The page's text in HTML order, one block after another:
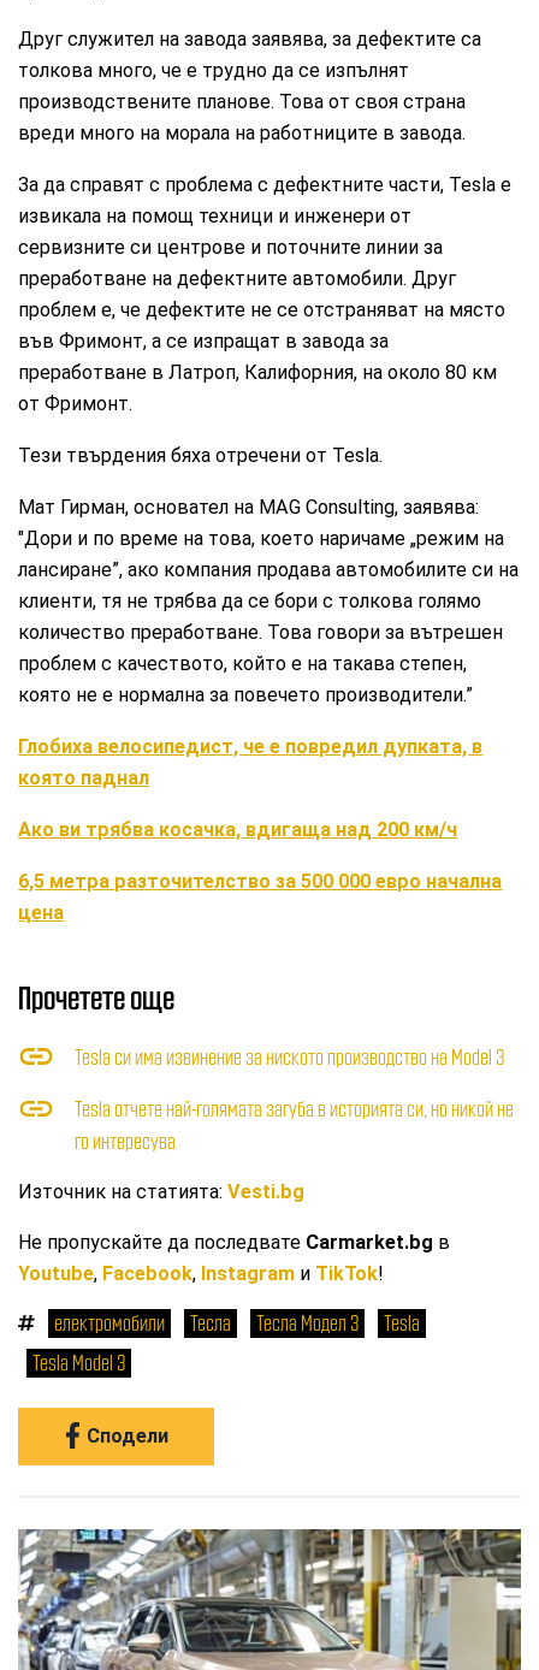
Друг служител на завода заявява, за дефектите са
толкова много, че е трудно да се изпълнят
производствените планове. Това от своя страна
вреди много на морала на работниците в завода.
За да справят с проблема с дефектните части, Tesla е
извикала на помощ техници и инженери от
сервизните си центрове и поточните линии за
преработване на дефектните автомобили. Друг
проблем е, че дефектите не се отстраняват на място
във Фримонт, а се изпращат в завода за
преработване в Латроп, Калифорния, на около 80 км
от Фримонт.
Тези твърдения бяха отречени от Tesla.
Мат Гирман, основател на MAG Consulting, заявява:
"Дори и по време на това, което наричаме „режим на
лансиране”, ако компания продава автомобилите си на
клиенти, тя не трябва да се бори с толкова голямо
количество преработване. Това говори за вътрешен
проблем с качеството, който е на такава степен,
която не е нормална за повечето производители.”
Глобиха велосипедист, че е повредил дупката, в
която паднал
Ако ви трябва косачка, вдигаща над 200 км/ч
6,5 метра разточителство за 500 000 евро начална
цена
Прочетете още
Tesla си има извинение за ниското производство на Model 3
Tesla отчете най-голямата загуба в историята си, но никой не
го интересува
Източник на статията:Vesti.bg
Не пропускайте да последвате Carmarket.bg в
Youtube, Facebook, Instagram и TikTok!
електромобили Тесла Тесла Модел 3
Tesla
Tesla Model 3
Сподели